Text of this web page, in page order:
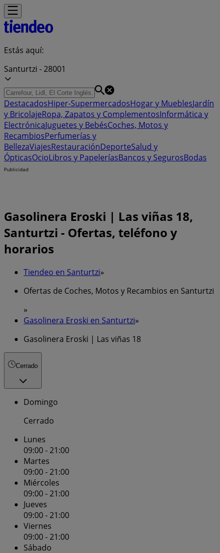
Estás aquí:
Santurtzi - 28001
DestacadosHiper-SupermercadosHogar y MueblesJardín
y BricolajeRopa, Zapatos y ComplementosInformática y
ElectrónicaJuguetes y BebésCoches, Motos y
RecambiosPerfumerías y
BellezaViajesRestauraciónDeporteSalud y
ÓpticasOcioLibros y PapeleríasBancos y SegurosBodas
Publicidad
Gasolinera Eroski | Las viñas 18,
Santurtzi - Ofertas, teléfono y
horarios
Tiendeo en Santurtzi»
Ofertas de Coches, Motos y Recambios en Santurtzi
»
Gasolinera Eroski en Santurtzi»
Gasolinera Eroski | Las viñas 18
Cerrado
Domingo
Cerrado
Lunes
09:00 - 21:00
Martes
09:00 - 21:00
Miércoles
09:00 - 21:00
Jueves
09:00 - 21:00
Viernes
09:00 - 21:00
Sábado